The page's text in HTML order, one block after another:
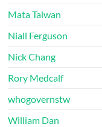
Mata Taiwan
Niall Ferguson
Nick Chang
Rory Medcalf
whogovernstw
William Dan